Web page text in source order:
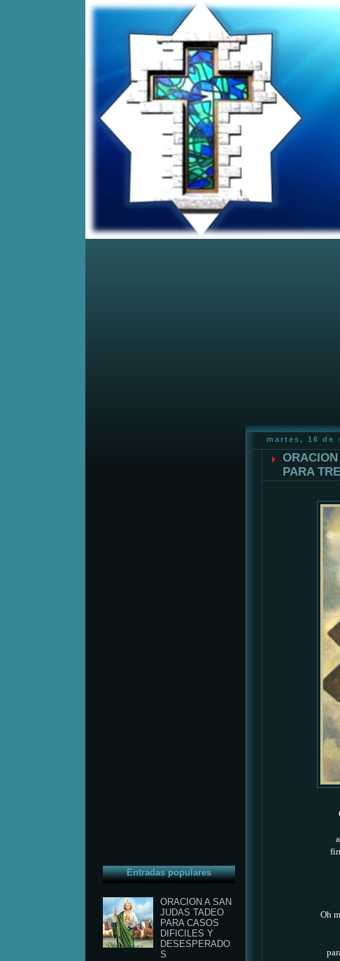
Home Posts RSS Comments RSS
Entradas populares
ORACION A SAN
JUDAS TADEO
PARA CASOS
DIFICILES Y
DESESPERADO
S
martes, 16 de
PARA
Oh